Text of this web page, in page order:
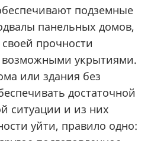
подземные
панельных домов,
прочности
укрытиями.
или здания без
достаточной
ситуации и из них
уйти, правило одно: